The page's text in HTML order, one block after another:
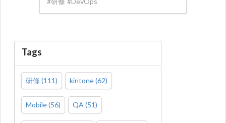
Tags
研修 (111) kintone(62)
Mobile(56) QA (51)